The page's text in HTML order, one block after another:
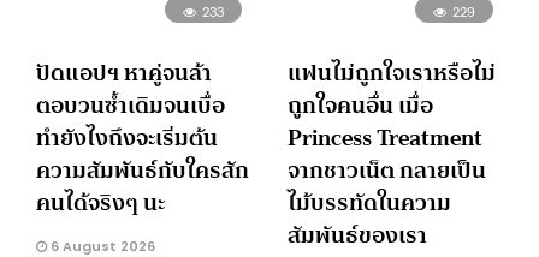
233
ปัดแอปฯ หาคู่จนล้า
ตอบวนซ้ำเดิมจนเบื่อ
ทำยังไงถึงจะเริ่มต้น
ความสัมพันธ์กับใครสัก
คนได้จริงๆ นะ
6 August 2026
229
แฟนไม่ถูกใจเราหรือไม่
ถูกใจคนอื่น เมื่อ
Princess Treatment
จากชาวเน็ต กลายเป็น
ไม้บรรทัดในความ
สัมพันธ์ของเรา